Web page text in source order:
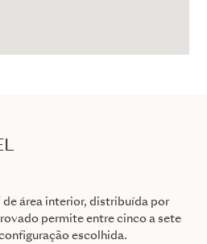
área interior, distribuída por
permite entre cinco a sete
escolhida.